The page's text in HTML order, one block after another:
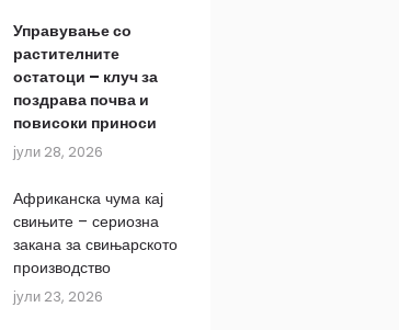
Управување со
растителните
остатоци – клуч за
поздрава почва и
повисоки приноси
јули 28, 2026
Африканска чума кај
свињите – сериозна
закана за свињарското
производство
јули 23, 2026